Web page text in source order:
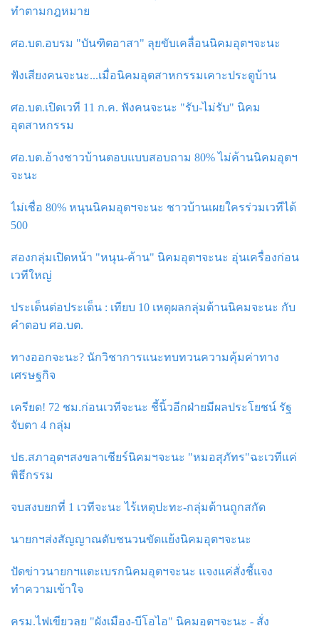
ทำตามกฎหมาย
ศอ.บต.อบรม "บันฑิตอาสา" ลุยขับเคลื่อนนิคมอุตฯจะนะ
ฟังเสียงคนจะนะ...เมื่อนิคมอุตสาหกรรมเคาะประตูบ้าน
ศอ.บต.เปิดเวที 11 ก.ค. ฟังคนจะนะ "รับ-ไม่รับ" นิคม
อุตสาหกรรม
ศอ.บต.อ้างชาวบ้านตอบแบบสอบถาม 80% ไม่ค้านนิคมอุตฯ
จะนะ
ไม่เชื่อ 80% หนุนนิคมอุตฯจะนะ ชาวบ้านเผยใครร่วมเวทีได้
500
สองกลุ่มเปิดหน้า "หนุน-ค้าน" นิคมอุตฯจะนะ อุ่นเครื่องก่อน
เวทีใหญ่
ประเด็นต่อประเด็น : เทียบ 10 เหตุผลกลุ่มต้านนิคมจะนะ กับ
คำตอบ ศอ.บต.
ทางออกจะนะ? นักวิชาการแนะทบทวนความคุ้มค่าทาง
เศรษฐกิจ
เครียด! 72 ชม.ก่อนเวทีจะนะ ชี้นิ้วอีกฝ่ายมีผลประโยชน์ รัฐ
จับตา 4 กลุ่ม
ปธ.สภาอุตฯสงขลาเชียร์นิคมฯจะนะ "หมอสุภัทร"ฉะเวทีแค่
พิธีกรรม
จบสงบยกที่ 1 เวทีจะนะ ไร้เหตุปะทะ-กลุ่มต้านถูกสกัด
นายกฯส่งสัญญาณดับชนวนขัดแย้งนิคมอุตฯจะนะ
ปัดข่าวนายกฯแตะเบรกนิคมอุตฯจะนะ แจงแค่สั่งชี้แจง
ทำความเข้าใจ
ครม.ไฟเขียวลุย "ผังเมือง-บีโอไอ" นิคมอุตฯจะนะ - สั่ง